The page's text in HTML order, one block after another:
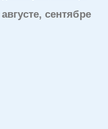
сентябре